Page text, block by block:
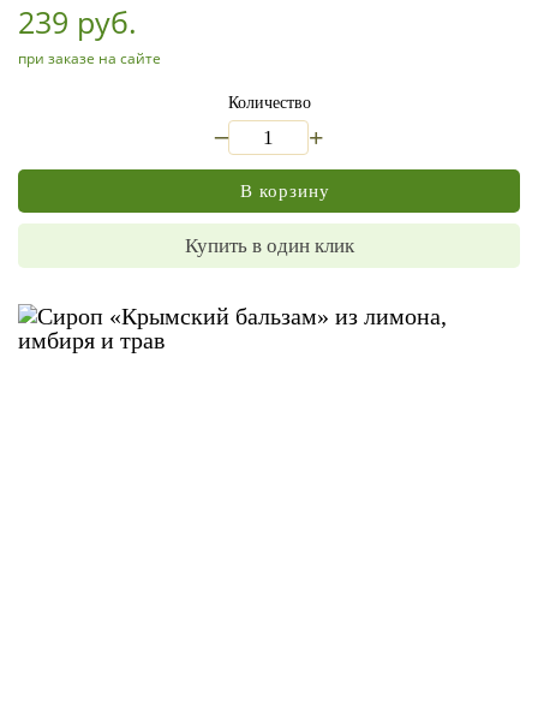
239 руб.
при заказе на сайте
Количество
+
В корзину
Купить в один клик